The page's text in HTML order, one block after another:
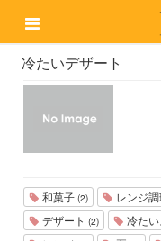
冷たいデザート
和菓子 (2) レンジ
デザート (2) 冷た